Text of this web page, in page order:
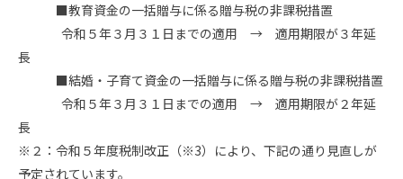
■教育資金の一括贈与に係る贈与税の非課税措置
令和５年３月３１日までの適用 → 適用期限が３年延
長
■結婚・子育て資金の一括贈与に係る贈与税の非課税措置
令和５年３月３１日までの適用 → 適用期限が２年延
長
※２：令和５年度税制改正（※3）により、下記の通り見直しが
予定されています。